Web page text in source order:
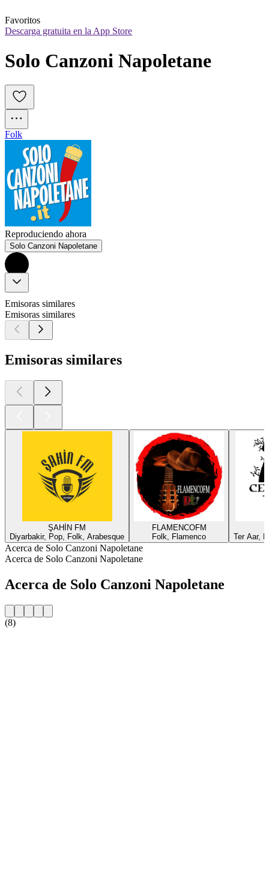
Favoritos
Descarga gratuita en la App Store
Solo Canzoni Napoletane
Folk
Reproduciendo ahora
Solo Canzoni Napoletane
Emisoras similares
Emisoras similares
Emisoras similares
ŞAHİN FM
Diyarbakir, Pop, Folk, Arabesque
FLAMENCOFM
Folk, Flamenco
Ter Aar,
Acerca de Solo Canzoni Napoletane
Acerca de Solo Canzoni Napoletane
Acerca de Solo Canzoni Napoletane
(8)